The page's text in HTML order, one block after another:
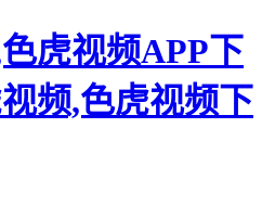
虎视频APP下
频,色虎视频下